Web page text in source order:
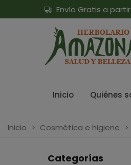
Envío Gratis a
Inicio Quiénes
Inicio > Cosmética e higiene >
Categorías